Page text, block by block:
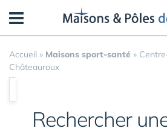
Accueil » Maisons sport-santé »
Châteauroux
Rechercher
Panneau de gestion des cookies